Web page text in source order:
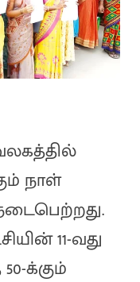
நாள்
11-வது
க்கும்